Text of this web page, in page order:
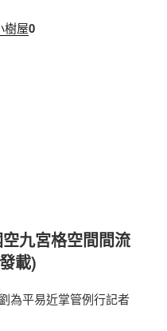
樹屋0
九宮格空間間流
載)
為平易近掌管例行記者